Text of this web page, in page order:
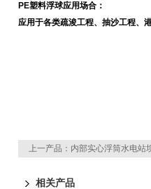
PE塑料浮球应用场合：
应用于各类疏浚工程、抽沙工程、
上一产品： 内部实心浮筒水电站
相关产品